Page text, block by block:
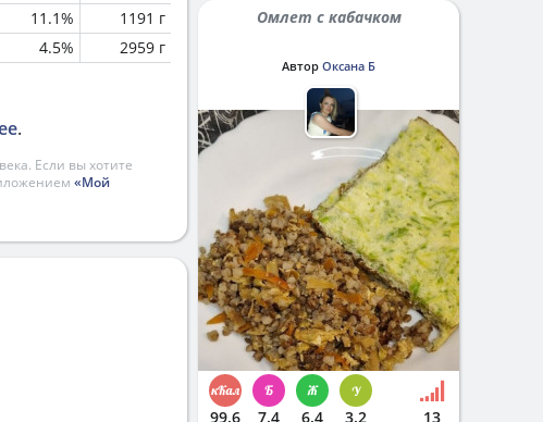
11.1%
1191 г
4.5% 2959 г
.
Если вы хотите
«Мой
Омлет с кабачком
Автор Оксана Б
99.6 7.4 6.4 3.2 13